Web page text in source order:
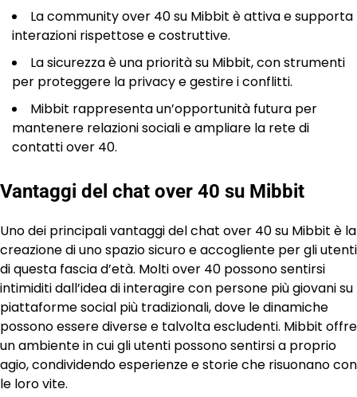
La community over 40 su Mibbit è attiva e supporta
interazioni rispettose e costruttive.
La sicurezza è una priorità su Mibbit, con strumenti
per proteggere la privacy e gestire i conflitti.
Mibbit rappresenta un’opportunità futura per
mantenere relazioni sociali e ampliare la rete di
contatti over 40.
Vantaggi del chat over 40 su Mibbit
Uno dei principali vantaggi del chat over 40 su Mibbit è la
creazione di uno spazio sicuro e accogliente per gli utenti
di questa fascia d’età. Molti over 40 possono sentirsi
intimiditi dall’idea di interagire con persone più giovani su
piattaforme social più tradizionali, dove le dinamiche
possono essere diverse e talvolta escludenti. Mibbit offre
un ambiente in cui gli utenti possono sentirsi a proprio
agio, condividendo esperienze e storie che risuonano con
le loro vite.